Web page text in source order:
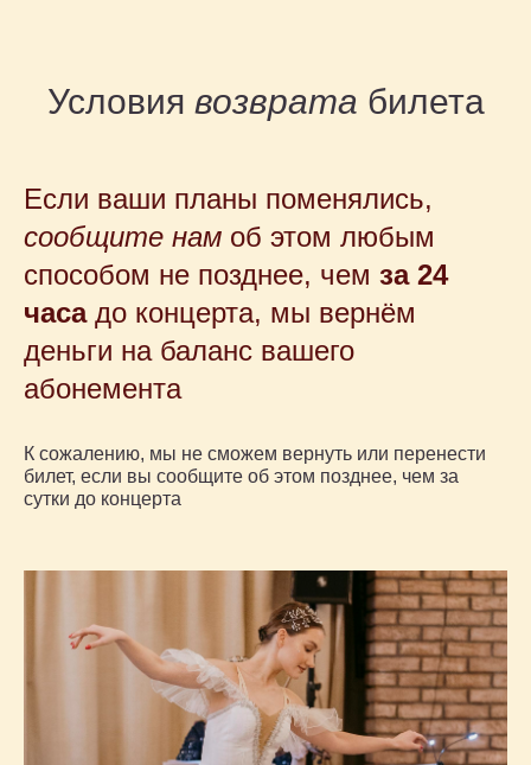
Условия возврата билета
Если ваши планы поменялись,
сообщите нам об этом любым
способом не позднее, чем за 24
часадо концерта, мы вернём
деньги на баланс вашего
абонемента
К сожалению, мы не сможем вернуть или перенести
билет, если вы сообщите об этом позднее, чем за
сутки до концерта
Правила возврата и переноса билетов
Политика конфиденциальности